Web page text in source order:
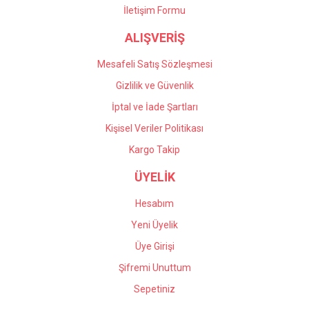
Önder Kaçar | 20/05/2026İletişim Formu
ALIŞVERİŞ
Mesafeli Satış Sözleşmesi
Gizlilik ve Güvenlik
İptal ve İade Şartları
Kişisel Veriler Politikası
Kargo Takip
ÜYELİK
Hesabım
Yeni Üyelik
Üye Girişi
Şifremi Unuttum
Sepetiniz